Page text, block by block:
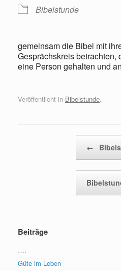
Bibelstunde
gemeinsam die Bibel mit
Gesprächskreis betrachten,
eine Person gehalten und
Veröffentlicht in Bibelstunde.
←
Beiträge
….
Güte im Leben